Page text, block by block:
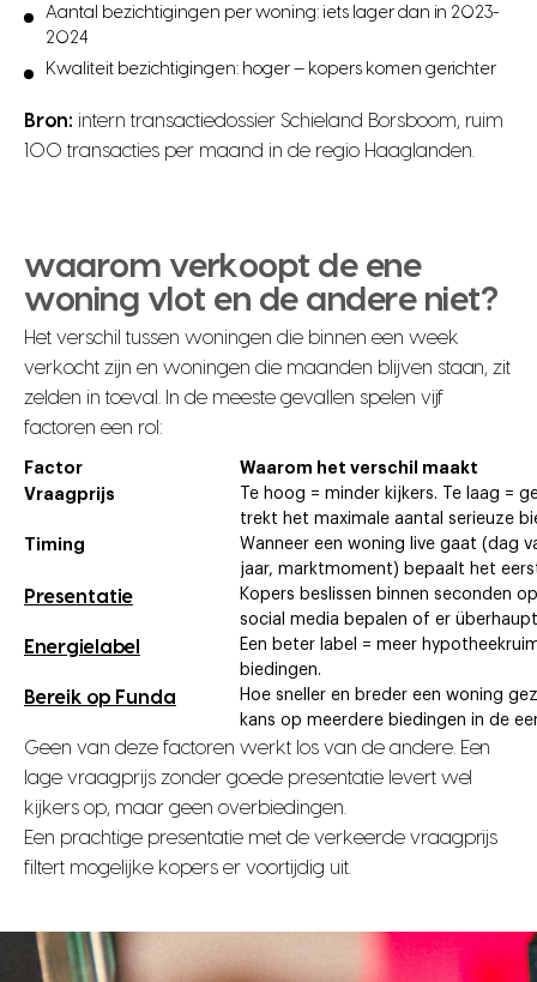
Aantal bezichtigingen per woning: iets lager dan in 2023-
2024
Kwaliteit bezichtigingen: hoger — kopers komen gerichter
Bron: intern transactiedossier Schieland Borsboom, ruim
100 transacties per maand in de regio Haaglanden.
waarom verkoopt de ene
woning vlot en de andere niet?
Het verschil tussen woningen die binnen een week
verkocht zijn en woningen die maanden blijven staan, zit
zelden in toeval. In de meeste gevallen spelen vijf
factoren een rol:
Factor
Waarom het verschil maakt
Vraagprijs
Te hoog = minder kijkers. Te laag =
trekt het maximale aantal serieuze
Timing
Wanneer een woning live gaat (dag
jaar, marktmoment) bepaalt het
Presentatie
Kopers beslissen binnen seconden
social media bepalen of er
Energielabel
Een beter label = meer
biedingen.
Bereik op Funda
Hoe sneller en breder een woning
kans op meerdere biedingen in de
Geen van deze factoren werkt los van de andere. Een
lage vraagprijs zonder goede presentatie levert wel
kijkers op, maar geen overbiedingen.
Een prachtige presentatie met de verkeerde vraagprijs
filtert mogelijke kopers er voortijdig uit.